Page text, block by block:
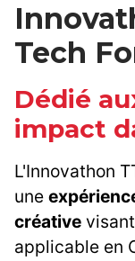
Tech
Dédié
impact
L'Innovathon
une
créative
applicable en